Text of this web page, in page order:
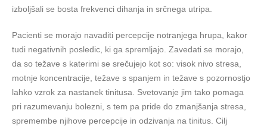
izboljšali se bosta frekvenci dihanja in srčnega utripa.
Pacienti se morajo navaditi percepcije notranjega hrupa, kakor
tudi negativnih posledic, ki ga spremljajo. Zavedati se morajo,
da so težave s katerimi se srečujejo kot so: visok nivo stresa,
motnje koncentracije, težave s spanjem in težave s pozornostjo
lahko vzrok za nastanek tinitusa. Svetovanje jim tako pomaga
pri razumevanju bolezni, s tem pa pride do zmanjšanja stresa,
spremembe njihove percepcije in odzivanja na tinitus. Cilj